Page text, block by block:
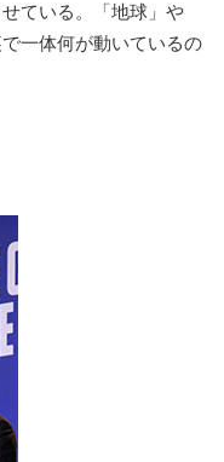
ている。「地球」や
一体何が動いているの